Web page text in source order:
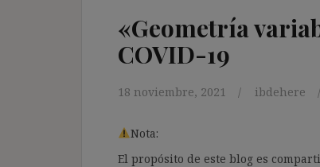
«Geometría
COVID-19
18 noviembre, 2021 ibdehere
Nota:
El propósito de este blog es